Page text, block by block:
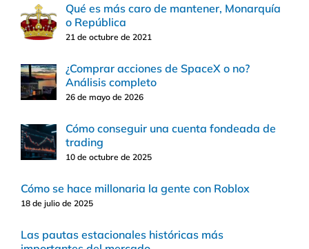
Qué es más caro de mantener, Monarquía
o República
21 de octubre de 2021
¿Comprar acciones de SpaceX o no?
Análisis completo
26 de mayo de 2026
Cómo conseguir una cuenta fondeada de
trading
10 de octubre de 2025
Cómo se hace millonaria la gente con Roblox
18 de julio de 2025
Las pautas estacionales históricas más